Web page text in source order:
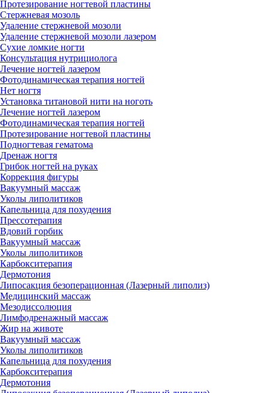
Протезирование ногтевой пластины
Стержневая мозоль
Удаление стержневой мозоли
Удаление стержневой мозоли лазером
Сухие ломкие ногти
Консультация нутрициолога
Лечение ногтей лазером
Фотодинамическая терапия ногтей
Нет ногтя
Установка титановой нити на ноготь
Лечение ногтей лазером
Фотодинамическая терапия ногтей
Протезирование ногтевой пластины
Подногтевая гематома
Дренаж ногтя
Грибок ногтей на руках
Коррекция фигуры
Вакуумный массаж
Уколы липолитиков
Капельница для похудения
Прессотерапия
Вдовий горбик
Вакуумный массаж
Уколы липолитиков
Карбокситерапия
Дермотония
Липосакция безоперационная (Лазерный липолиз)
Медицинский массаж
Мезодиссолюция
Лимфодренажный массаж
Жир на животе
Вакуумный массаж
Уколы липолитиков
Капельница для похудения
Карбокситерапия
Дермотония